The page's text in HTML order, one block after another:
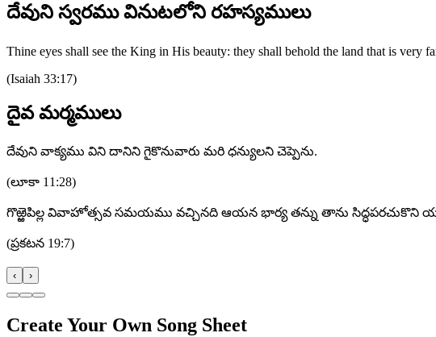
దేవుని స్వరము వినుటలోని రహస్యములు
Thine eyes shall see the King in His beauty: they shall behold the land that is very
(Isaiah 33:17)
దైవ మర్మములు
దేవుని వాక్యము విని దానిని గైకొనువారు మరి ధన్యులని చెప్పెను.
(లూకా 11:28)
గొఱ్ఱెపిల్ల వివాహోత్సవ సమయము వచ్చినది ఆయన భార్య తన్ను తాను
(ప్రకటన 19:7)
‹ ›
Create Your Own Song Sheet